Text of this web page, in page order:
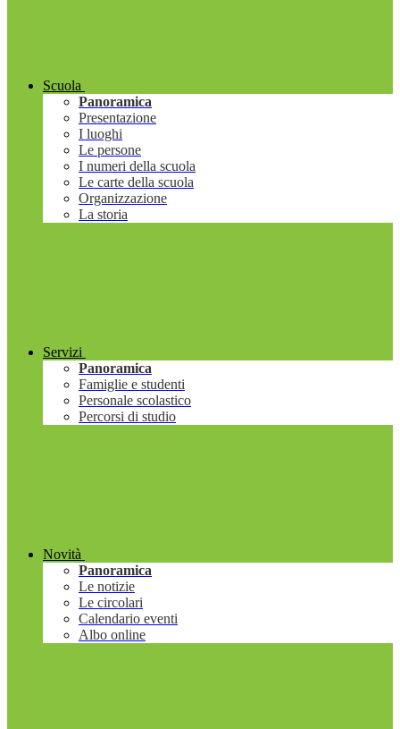
Scuola
Panoramica
Presentazione
I luoghi
Le persone
I numeri della scuola
Le carte della scuola
Organizzazione
La storia
Servizi
Panoramica
Famiglie e studenti
Personale scolastico
Percorsi di studio
Novità
Panoramica
Le notizie
Le circolari
Calendario eventi
Albo online